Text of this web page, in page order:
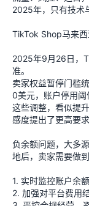
2025年，只有技术
TikTok Shop马来
2025年9月26日，
准。
卖家权益暂停门槛
0美元，账户停用阈
这些调整，看似提
感度提出了更高要求
负余额问题，大多
地后，卖家需要做到
1. 实时监控账户余
2. 加强对平台费用